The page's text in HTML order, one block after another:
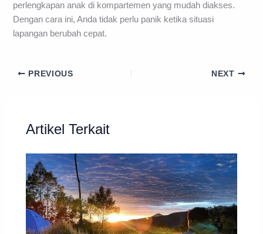
perlengkapan anak di kompartemen yang mudah diakses.
Dengan cara ini, Anda tidak perlu panik ketika situasi
lapangan berubah cepat.
PREVIOUS NEXT
Artikel Terkait